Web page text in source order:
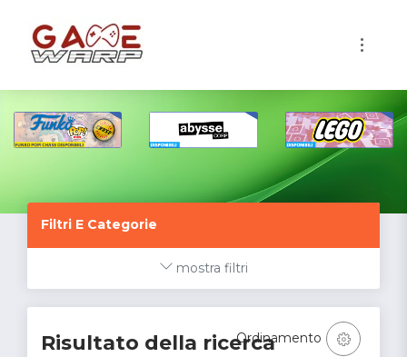
Filtri E Categorie
mostra filtri
Risultato della ricercaOrdinamento